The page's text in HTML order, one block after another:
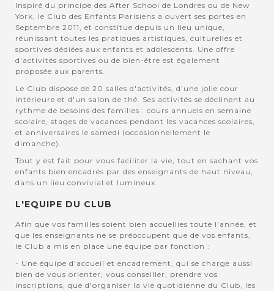
Inspiré du principe des After School de Londres ou de New
York, le Club des Enfants Parisiens a ouvert ses portes en
Septembre 2011, et constitue depuis un lieu unique,
réunissant toutes les pratiques artistiques, culturelles et
sportives dédiées aux enfants et adolescents. Une offre
d'activités sportives ou de bien-être est également
proposée aux parents.
Le Club dispose de 20 salles d'activités, d'une jolie cour
intérieure et d'un salon de thé. Ses activités se déclinent au
rythme de besoins des familles : cours annuels en semaine
scolaire, stages de vacances pendant les vacances scolaires,
et anniversaires le samedi (occasionnellement le
dimanche).
Tout y est fait pour vous faciliter la vie, tout en sachant vos
enfants bien encadrés par des enseignants de haut niveau,
dans un lieu convivial et lumineux.
L'EQUIPE DU CLUB
Afin que vos familles soient bien accuellies toute l'année, et
que les enseignants ne se préoccupent que de vos enfants,
le Club a mis en place une équipe par fonction :
- Une équipe d'accueil et encadrement, qui se charge aussi
bien de vous orienter, vous conseiller, prendre vos
inscriptions, que d'organiser la vie quotidienne du Club, les